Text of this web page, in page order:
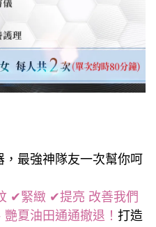
最強神隊友一次幫你呵
✔緊緻 ✔提亮 改善我們
夏油田通通撤退！ 打造